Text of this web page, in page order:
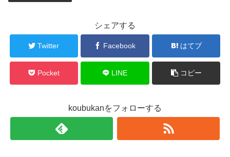
シェアする
Twitter Facebook はてブ
Pocket LINE コピー
koubukanをフォローする